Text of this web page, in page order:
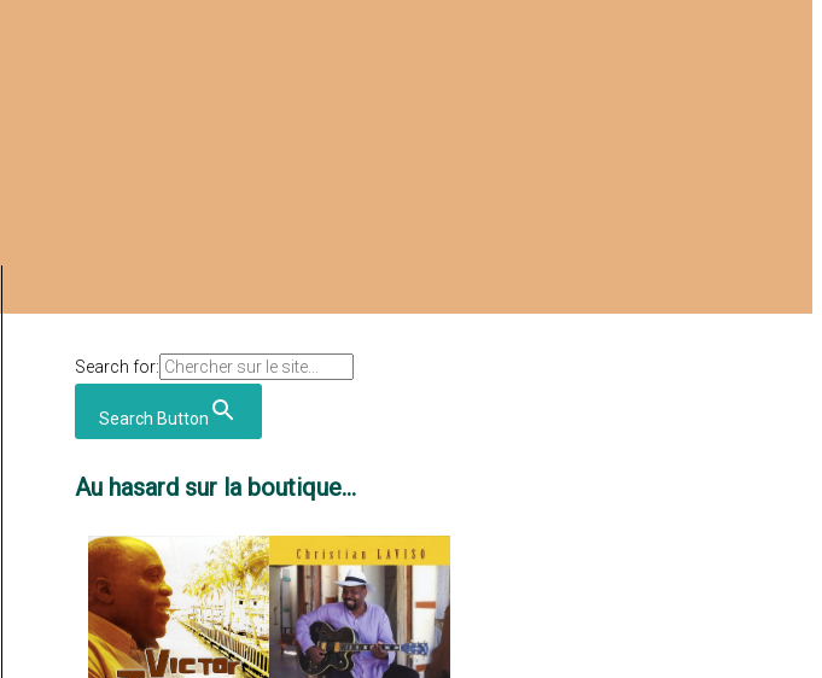
Search for:
Search Button
Au hasard sur la boutique...